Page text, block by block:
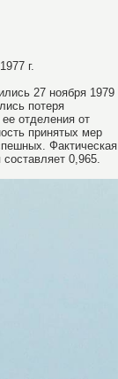
г.
27 ноября 1979
потеря
отделения от
принятых мер
Фактическая
0,965.